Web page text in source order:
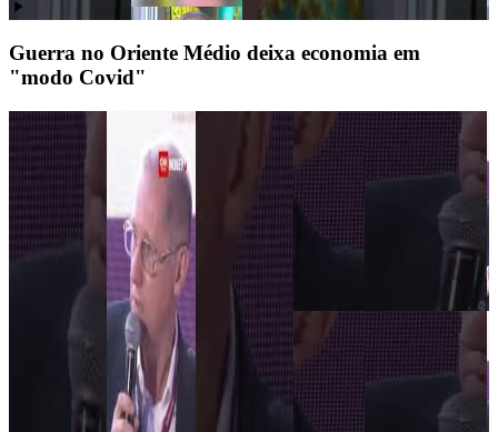
Guerra no Oriente Médio deixa economia em
"modo Covid"